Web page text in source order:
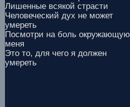
Лишенные всякой страсти
Человеческий дух не может
умереть
Посмотри на боль окружающую
меня
Это то, для чего я должен
умереть